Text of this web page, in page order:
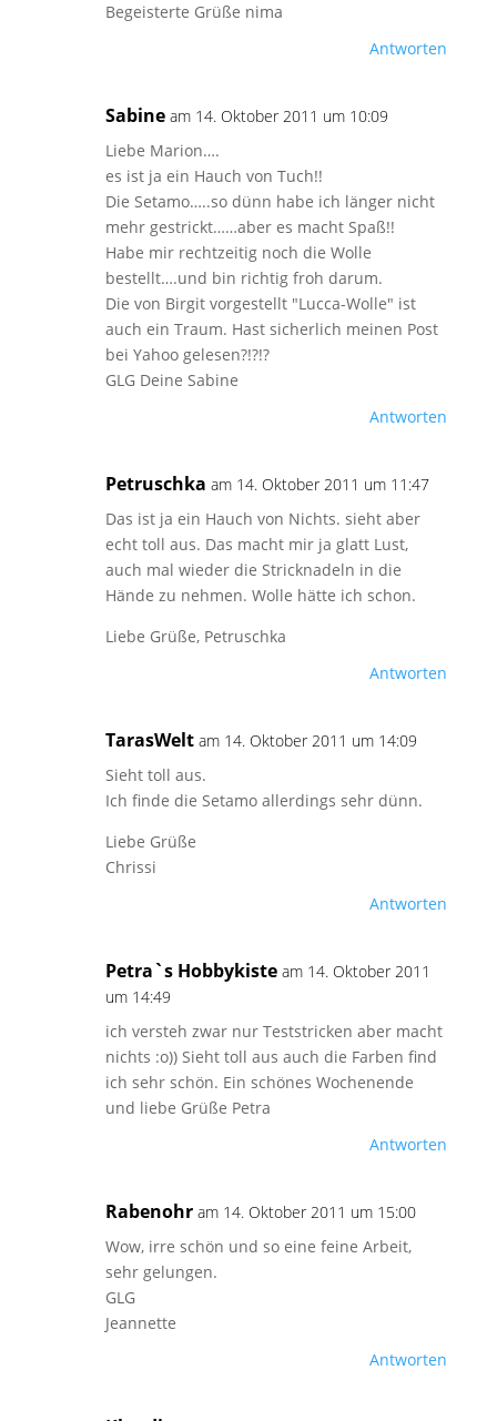
Begeisterte Grüße nima
Antworten
Sabine am 14. Oktober 2011 um 10:09
Liebe Marion….
es ist ja ein Hauch von Tuch!!
Die Setamo…..so dünn habe ich länger nicht
mehr gestrickt……aber es macht Spaß!!
Habe mir rechtzeitig noch die Wolle
bestellt….und bin richtig froh darum.
Die von Birgit vorgestellt "Lucca-Wolle" ist
auch ein Traum. Hast sicherlich meinen Post
bei Yahoo gelesen?!?!?
GLG Deine Sabine
Antworten
Petruschka am 14. Oktober 2011 um 11:47
Das ist ja ein Hauch von Nichts. sieht aber
echt toll aus. Das macht mir ja glatt Lust,
auch mal wieder die Stricknadeln in die
Hände zu nehmen. Wolle hätte ich schon.
Liebe Grüße, Petruschka
Antworten
TarasWelt am 14. Oktober 2011 um 14:09
Sieht toll aus.
Ich finde die Setamo allerdings sehr dünn.
Liebe Grüße
Chrissi
Antworten
Petra`s Hobbykiste am 14. Oktober 2011
um 14:49
ich versteh zwar nur Teststricken aber macht
nichts :o)) Sieht toll aus auch die Farben find
ich sehr schön. Ein schönes Wochenende
und liebe Grüße Petra
Antworten
Rabenohr am 14. Oktober 2011 um 15:00
Wow, irre schön und so eine feine Arbeit,
sehr gelungen.
GLG
Jeannette
Antworten